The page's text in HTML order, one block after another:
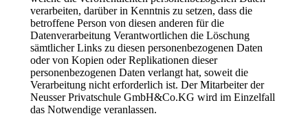
verarbeiten, darüber in Kenntnis zu setzen, dass die
betroffene Person von diesen anderen für die
Datenverarbeitung Verantwortlichen die Löschung
sämtlicher Links zu diesen personenbezogenen Daten
oder von Kopien oder Replikationen dieser
personenbezogenen Daten verlangt hat, soweit die
Verarbeitung nicht erforderlich ist. Der Mitarbeiter der
Neusser Privatschule GmbH&Co.KG wird im Einzelfall
das Notwendige veranlassen.